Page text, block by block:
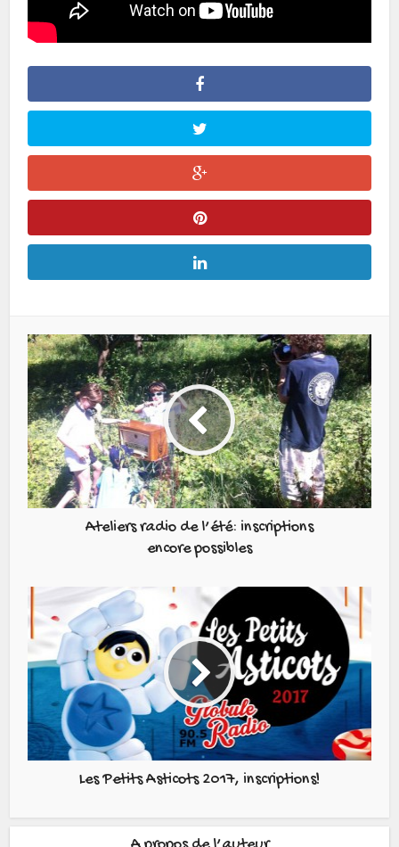
Ateliers radio de l’été: inscriptions
encore possibles
Les Petits Asticots 2017, inscriptions!